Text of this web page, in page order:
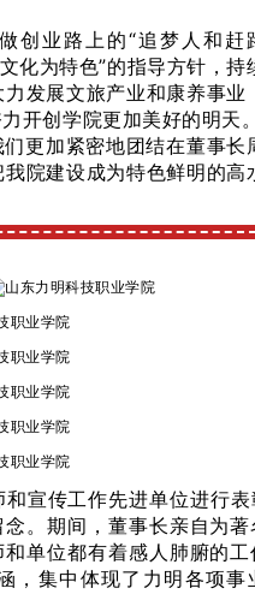
创业路上的“追梦人和赶
化为特色”的指导方针，持
发展文旅产业和康养事业
开创学院更加美好的明天
更加紧密地团结在董事长
院建设成为特色鲜明的高
宣传工作先进单位进行表
。期间，董事长亲自为
单位都有着感人肺腑的
，集中体现了力明各项事